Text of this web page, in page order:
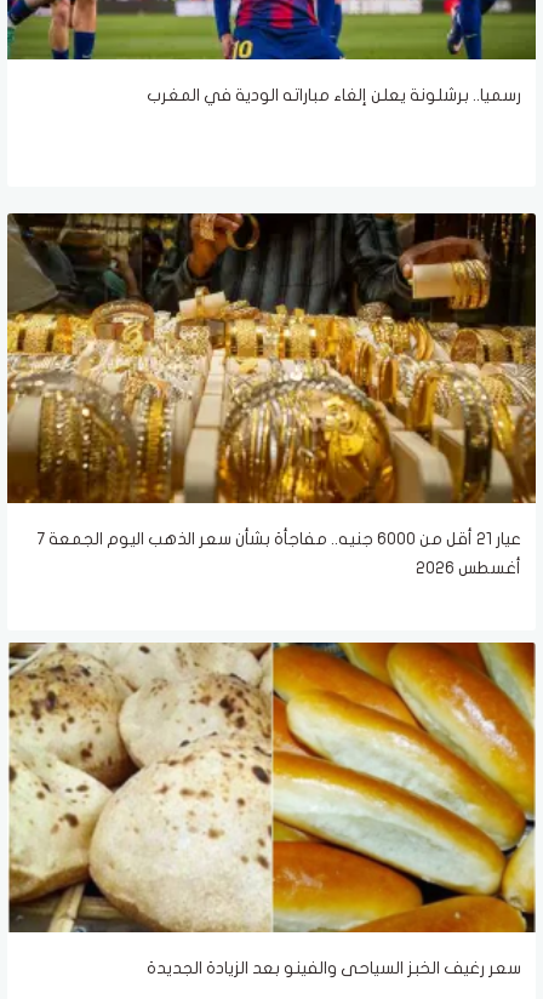
رسميا.. برشلونة يعلن إلغاء مباراته الودية في المغرب
عيار 21 أقل من 6000 جنيه.. مفاجأة بشأن سعر الذهب اليوم الجمعة 7
أغسطس 2026
سعر رغيف الخبز السياحى والفينو بعد الزيادة الجديدة